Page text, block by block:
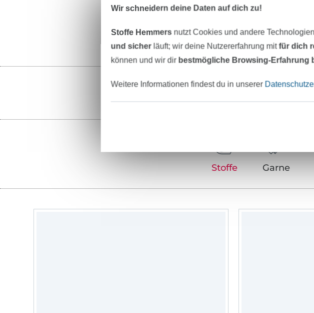
Unser
Stoffe Garne
Wir schneidern deine Daten auf dich zu!
Stoffe Hemmers nutzt Cookies und andere
und sicherläuft; wir deine Nutzererfahrung mitfür dich
können und wir dir bestmögliche Browsing-Erfahrung
Weitere Informationen findest du in unserer